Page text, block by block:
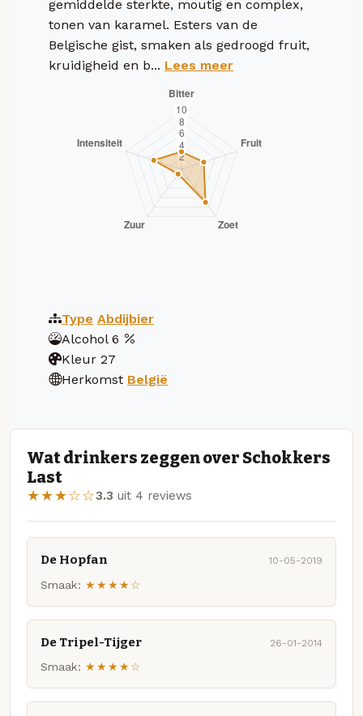
gemiddelde sterkte, moutig en complex,
tonen van karamel. Esters van de
Belgische gist, smaken als gedroogd fruit,
kruidigheid en b... Lees meer
Type Abdijbier
Alcohol 6
Kleur 27
Herkomst België
Wat drinkers zeggen over Schokkers
Last
★★★☆☆3.3 uit 4 reviews
De Hopfan 10-05-2019
Smaak: ★★★★☆
De Tripel-Tijger 26-01-2014
Smaak: ★★★★☆